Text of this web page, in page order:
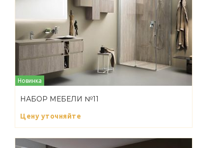
Новинка
НАБОР МЕБЕЛИ №11
Цену уточняйте